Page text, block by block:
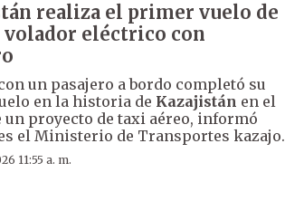
realiza el primer vuelo de
eléctrico con
un pasajero a bordo completó su
en la historia de Kazajistán en el
un proyecto de taxi aéreo, informó
el Ministerio de Transportes kazajo.
11:55 a. m.